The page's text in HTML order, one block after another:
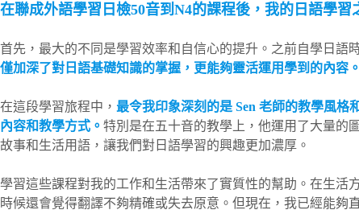
在聯成外語學習日檢50音到N4的課程後，我的日語學習
首先，最大的不同是學習效率和自信心的提升。之前自學日語
僅加深了對日語基礎知識的掌握，更能夠靈活運用學到的內容。
在這段學習旅程中， 最令我印象深刻的是 Sen 老師的教學風
內容和教學方式。 特別是在五十音的教學上，他運用了大量的
故事和生活用語，讓我們對日語學習的興趣更加濃厚。
學習這些課程對我的工作和生活帶來了實質性的幫助。在生活
時候還會覺得翻譯不夠精確或失去原意。但現在，我已經能